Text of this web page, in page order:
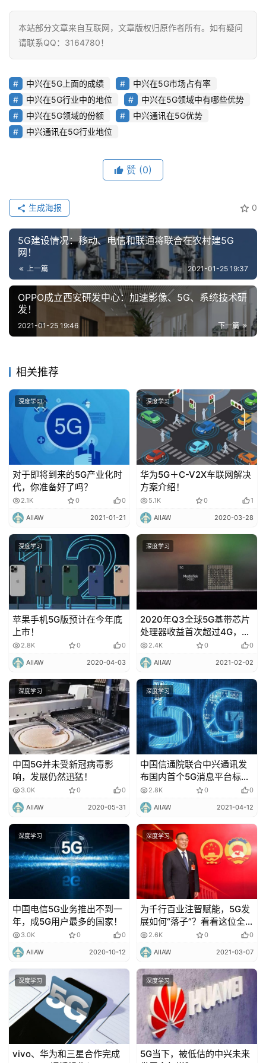
本站部分文章来自互联网，文章版权归原作者所有。如有疑问
请联系QQ：3164780！
中兴在5G上面的成绩
中兴在5G市场占有率
中兴在5G行业中的地位
中兴在5G领域中有哪些优势
中兴在5G领域的份额
中兴通讯在5G优势
中兴通讯在5G行业地位
赞 (0)
0
生成海报
5G建设情况：移动、电信和联通将联合在农村建5G
网！
上一篇 2021-01-25 19:37
OPPO成立西安研发中心：加速影像、5G、系统技术研
发！
下一篇
2021-01-25 19:46
相关推荐
深度学习
对于即将到来的5G产业化时
代，你准备好了吗？
2.1K 0 0
AIIAW 2021-01-21
深度学习
华为5G＋C-V2X车联网解决
方案介绍！
5.1K 0 1
AIIAW 2020-03-28
深度学习
苹果手机5G版预计在今年底
上市！
2.8K 0 0
AIIAW 2020-04-03
深度学习
2020年Q3全球5G基带芯片
处理器收益首次超过4G，
MediaTek能否延续5G强势
势头？
2.4K 0 0
AIIAW 2021-02-02
深度学习
中国5G并未受新冠病毒影
响，发展仍然迅猛！
3.0K 0 0
AIIAW 2020-05-31
深度学习
中国信通院联合中兴通讯发
布国内首个5G消息平台标
准！
2.8K 0 0
AIIAW 2021-04-12
深度学习
中国电信5G业务推出不到一
年，成5G用户最多的国家！
3.0K 0 0
AIIAW 2020-10-12
深度学习
​为千行百业注智赋能，5G发
展如何“落子”？看看这位全
国人大代表开的“药方”！
2.6K 0 0
AIIAW 2021-03-07
深度学习
vivo、华为和三星合作完成
深度学习
5G当下，被低估的中兴未来